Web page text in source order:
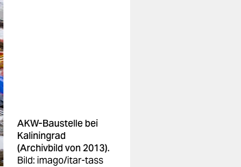
AKW-Baustelle bei
Kaliningrad
(Archivbild von 2013).
Bild: imago/itar-tass